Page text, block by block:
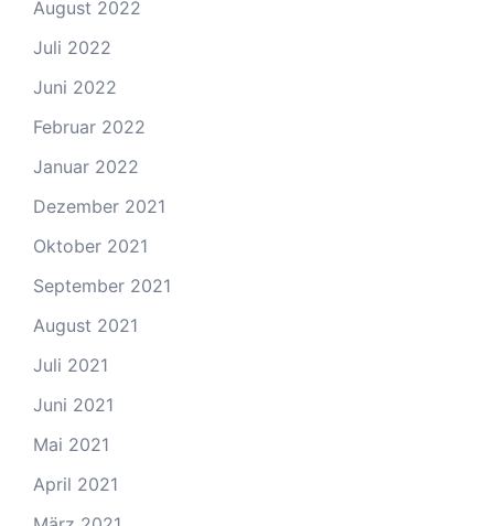
August 2022
Juli 2022
Juni 2022
Februar 2022
Januar 2022
Dezember 2021
Oktober 2021
September 2021
August 2021
Juli 2021
Juni 2021
Mai 2021
April 2021